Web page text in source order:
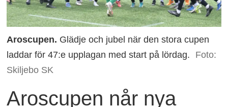
Aroscupen. Glädje och jubel när den stora cupen
laddar för 47:e upplagan med start på lördag.
Foto:
Skiljebo SK
Aroscupen når nya